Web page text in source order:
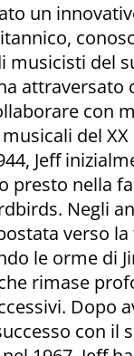
un
musicisti del
attraversato
con
del XX
Jeff
presto nella
Negli
verso
le orme di
rimase
Dopo
con il